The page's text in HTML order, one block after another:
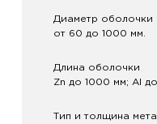
Диаметр оболочки
от 60 до 1000 мм.
Длина оболочки
Zn до 1000 мм; Al
Тип и толщина